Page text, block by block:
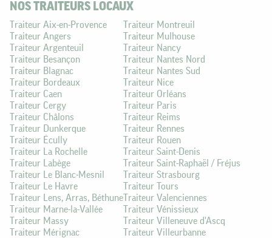
NOS TRAITEURS LOCAUX
Traiteur Aix-en-Provence
Traiteur Angers
Traiteur Argenteuil
Traiteur Besançon
Traiteur Blagnac
Traiteur Bordeaux
Traiteur Caen
Traiteur Cergy
Traiteur Châlons
Traiteur Dunkerque
Traiteur Écully
Traiteur La Rochelle
Traiteur Labège
Traiteur Le Blanc-Mesnil
Traiteur Le Havre
Traiteur Lens, Arras, Béthune
Traiteur Marne-la-Vallée
Traiteur Massy
Traiteur Mérignac
Traiteur Montreuil
Traiteur Mulhouse
Traiteur Nancy
Traiteur Nantes Nord
Traiteur Nantes Sud
Traiteur Nice
Traiteur Orléans
Traiteur Paris
Traiteur Reims
Traiteur Rennes
Traiteur Rouen
Traiteur Saint-Denis
Traiteur Saint-Raphaël / Fréjus
Traiteur Strasbourg
Traiteur Tours
Traiteur Valenciennes
Traiteur Vénissieux
Traiteur Villeneuve d'Ascq
Traiteur Villeurbanne